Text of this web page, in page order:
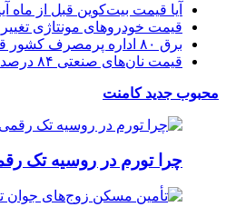
آیا قیمت بیت‌کوین قبل از
قیمت خودروهای مونتاژی
برق ۸۰ اداره پرمصرف کشور قطع شد
قیمت نان‌های صنعتی ۸۴ درصد افزایش یافت
محبوب جدیدکامنت
چرا تورم در روسیه تک